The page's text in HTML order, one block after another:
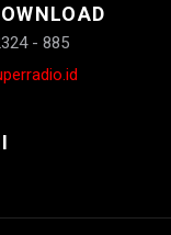
- 885